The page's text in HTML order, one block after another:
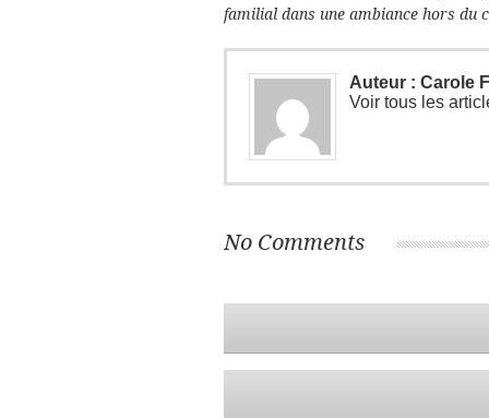
familial dans une ambiance hors du
Auteur : Carole
Voir tous les
No Comments